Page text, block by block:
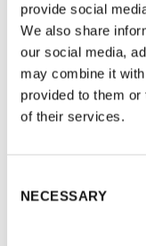
provide social
We also share
our social media,
may combine it
provided to them
of their services.
Selection
NECESSARY
Lopulta
vaiheessaan
uloslämpiävää